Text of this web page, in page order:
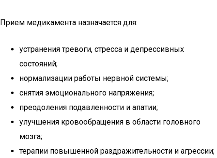
Прием медикамента назначается для:
устранения тревоги, стресса и депрессивных
состояний;
нормализации работы нервной системы;
снятия эмоционального напряжения;
преодоления подавленности и апатии;
улучшения кровообращения в области головного
мозга;
терапии повышенной раздражительности и агрессии;